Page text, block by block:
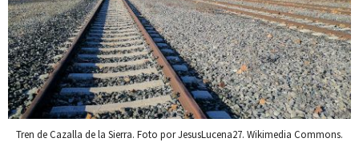
Tren de Cazalla de la Sierra. Foto por JesusLucena27. Wikimedia Commons.